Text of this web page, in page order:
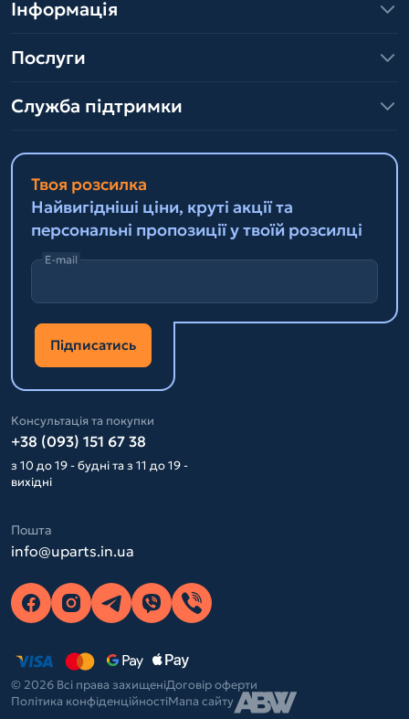
Інформація
Послуги
Служба підтримки
Твоя розсилка
Найвигідніші ціни, круті акції та
персональні пропозиції у твоїй розсилці
E-mail
Підписатись
Консультація та покупки
+38 (093) 151 67 38
з 10 до 19 - будні та з 11 до 19 -
вихідні
Пошта
info@uparts.in.ua
© 2026 Всі права захищеніДоговір оферти
Політика конфіденційностіМапа сайту